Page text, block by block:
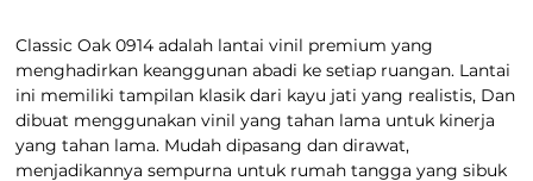
Classic Oak 0914 adalah lantai vinil premium yang
menghadirkan keanggunan abadi ke setiap ruangan. Lantai
ini memiliki tampilan klasik dari kayu jati yang realistis, Dan
dibuat menggunakan vinil yang tahan lama untuk kinerja
yang tahan lama. Mudah dipasang dan dirawat,
menjadikannya sempurna untuk rumah tangga yang sibuk